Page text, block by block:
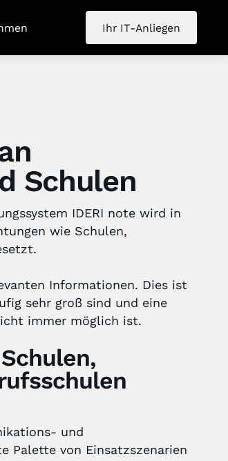
Ihr IT-Anliegen
Schulen
IDERI note wird in
wie Schulen,
Informationen. Dies ist
sehr groß sind und eine
immer möglich ist.
und
Palette von Einsatzszenarien